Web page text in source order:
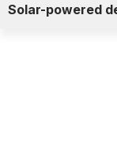
Solar-powered